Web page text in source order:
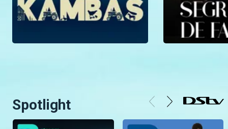
Spotlight